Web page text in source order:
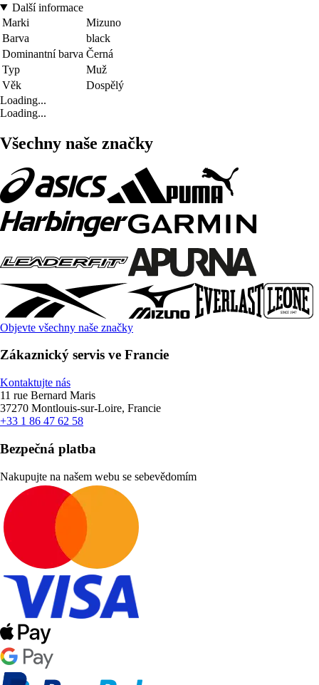
Další informace
Marki
Mizuno
Barva
black
Dominantní barva Černá
Typ
Muž
Věk
Dospělý
Loading...
Loading...
Všechny naše značky
Objevte všechny naše značky
Zákaznický servis ve Francie
Kontaktujte nás
11 rue Bernard Maris
37270 Montlouis-sur-Loire, Francie
+33 1 86 47 62 58
Bezpečná platba
Nakupujte na našem webu se sebevědomím